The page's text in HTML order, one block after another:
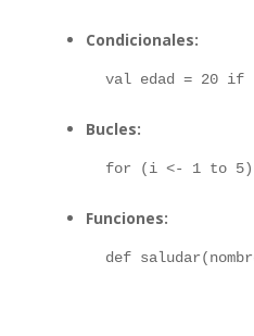
Condicionales:
val edad = 20 if
Bucles:
for (i <- 1 to
Funciones:
def